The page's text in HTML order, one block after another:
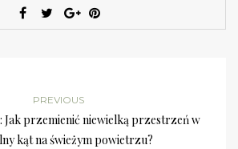
PREVIOUS
Jak przemienić niewielką przestrzeń w
kąt na świeżym powietrzu?